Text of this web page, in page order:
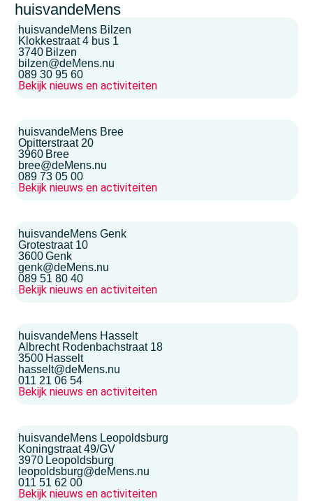
huisvandeMens
huisvandeMens Bilzen
Klokkestraat 4 bus 1
3740 Bilzen
bilzen@deMens.nu
089 30 95 60
Bekijk nieuws en activiteiten
huisvandeMens Bree
Opitterstraat 20
3960 Bree
bree@deMens.nu
089 73 05 00
Bekijk nieuws en activiteiten
huisvandeMens Genk
Grotestraat 10
3600Genk
genk@deMens.nu
089 51 80 40
Bekijk nieuws en activiteiten
huisvandeMens Hasselt
Albrecht Rodenbachstraat 18
3500 Hasselt
hasselt@deMens.nu
011 21 06 54
Bekijk nieuws en activiteiten
huisvandeMens Leopoldsburg
Koningstraat 49/GV
3970 Leopoldsburg
leopoldsburg@deMens.nu
011 51 62 00
Bekijk nieuws en activiteiten